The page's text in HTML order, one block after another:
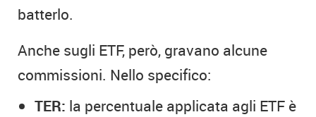
batterlo.
Anche sugli ETF, però, gravano alcune
commissioni. Nello specifico:
TER: la percentuale applicata agli ETF è